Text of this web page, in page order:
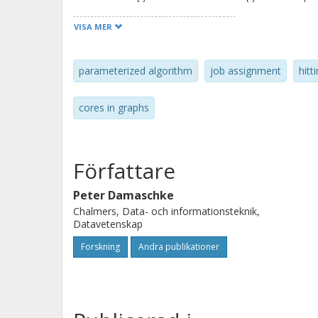
solve another problem motivated by
subgraph in which every vertex has
algorithm that computes a smallest
vertices, where the number of
possible in the sense that no FPT
VISA MER
parameterized algorithm job assignment
cores in graphs
Författare
Peter Damaschke
Chalmers, Data- och informationsteknik,
Datavetenskap
Forskning Andra publikationer